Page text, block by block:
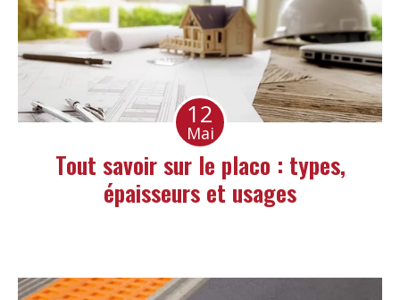
12
Mai
Tout savoir sur le placo : types,
épaisseurs et usages